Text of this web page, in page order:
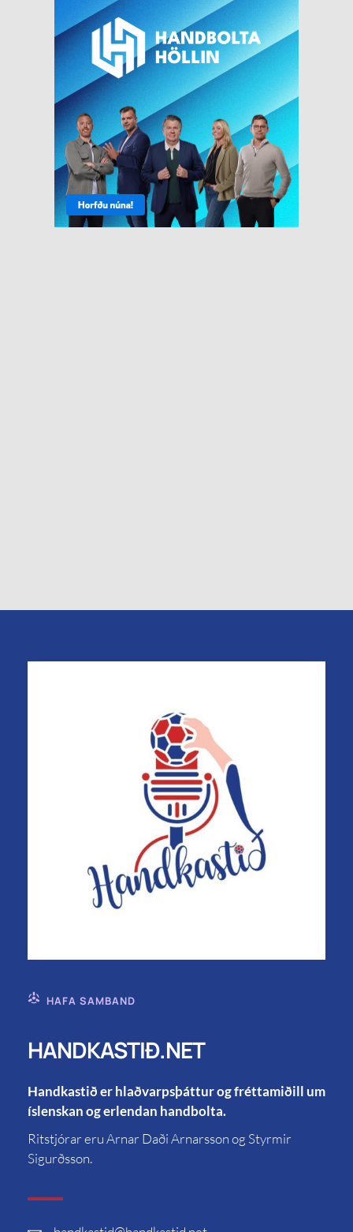
HAFA SAMBAND
HANDKASTIÐ.NET
Handkastið er hlaðvarpsþáttur og fréttamiðill um
íslenskan og erlendan handbolta.
Ritstjórar eru Arnar Daði Arnarsson og Styrmir
Sigurðsson.